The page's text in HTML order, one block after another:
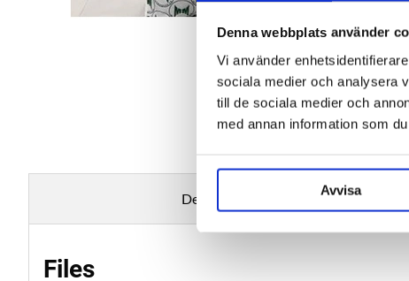
Denna webbplats använder
Vi använder
sociala medier och analysera
till de sociala medier och
med annan information som
Avvisa
Description
Files